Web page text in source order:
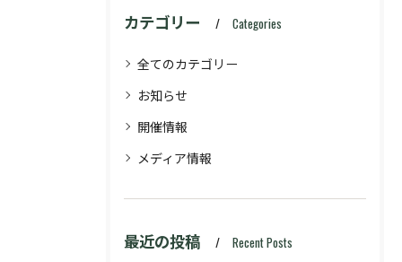
カテゴリー Categories
全てのカテゴリー
お知らせ
開催情報
メディア情報
最近の投稿 Recent Posts